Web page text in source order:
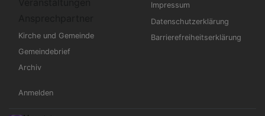
Kirche und Gemeinde
Gemeindebrief
Archiv
Impressum
Datenschutzerklärung
Barrierefreiheitserklärung
Benutzermenü
Anmelden